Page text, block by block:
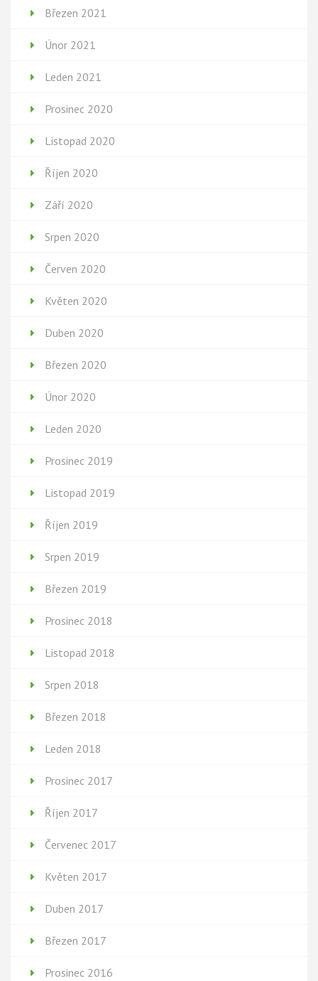
Březen 2021
Únor 2021
Leden 2021
Prosinec 2020
Listopad 2020
Říjen 2020
Září 2020
Srpen 2020
Červen 2020
Květen 2020
Duben 2020
Březen 2020
Únor 2020
Leden 2020
Prosinec 2019
Listopad 2019
Říjen 2019
Srpen 2019
Březen 2019
Prosinec 2018
Listopad 2018
Srpen 2018
Březen 2018
Leden 2018
Prosinec 2017
Říjen 2017
Červenec 2017
Květen 2017
Duben 2017
Březen 2017
Prosinec 2016